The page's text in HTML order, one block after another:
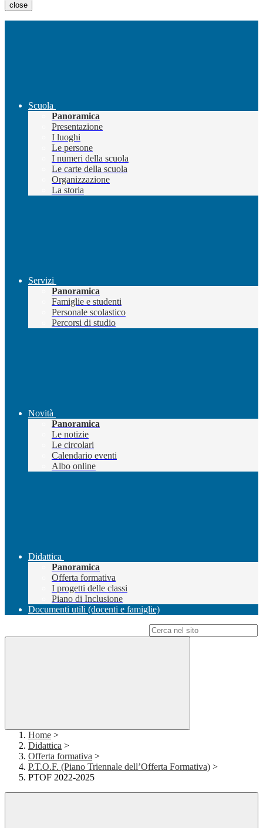
close
Scuola
Panoramica
Presentazione
I luoghi
Le persone
I numeri della scuola
Le carte della scuola
Organizzazione
La storia
Servizi
Panoramica
Famiglie e studenti
Personale scolastico
Percorsi di studio
Novità
Panoramica
Le notizie
Le circolari
Calendario eventi
Albo online
Didattica
Panoramica
Offerta formativa
I progetti delle classi
Piano di Inclusione
Documenti utili (docenti e famiglie)
Home >
Didattica >
Offerta formativa >
P.T.O.F. (Piano Triennale dell’Offerta Formativa) >
PTOF 2022-2025